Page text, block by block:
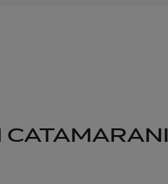
CATAMARANI